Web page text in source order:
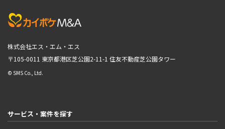
株式会社エス・エム・エス
〒105-0011 東京都港区芝公園2-11-1 住友不動産芝公園タワー
© SMS Co., Ltd.
サービス・案件を探す